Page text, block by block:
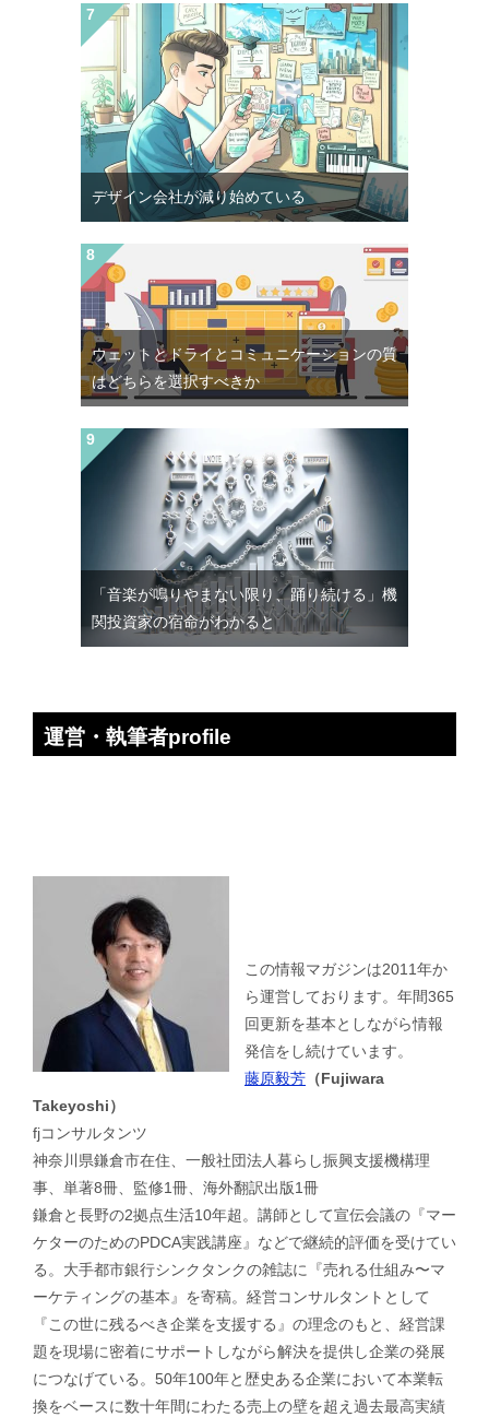
デザイン会社が減り始めている
ウェットとドライとコミュニケーションの質
はどちらを選択すべきか
「音楽が鳴りやまない限り、踊り続ける」機
関投資家の宿命がわかると
運営・執筆者profile
この情報マガジンは2011年か
ら運営しております。年間365
回更新を基本としながら情報
発信をし続けています。
藤原毅芳 （Fujiwara
Takeyoshi）
fjコンサルタンツ
神奈川県鎌倉市在住、一般社団法人暮らし振興支援機構理
事、単著8冊、監修1冊、海外翻訳出版1冊
鎌倉と長野の2拠点生活10年超。講師として宣伝会議の『マー
ケターのためのPDCA実践講座』などで継続的評価を受けてい
る。大手都市銀行シンクタンクの雑誌に『売れる仕組み〜マ
ーケティングの基本』を寄稿。経営コンサルタントとして
『この世に残るべき企業を支援する』の理念のもと、経営課
題を現場に密着にサポートしながら解決を提供し企業の発展
につなげている。50年100年と歴史ある企業において本業転
換をベースに数十年間にわたる売上の壁を超え過去最高実績